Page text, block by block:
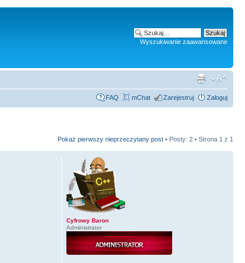
Wyszukiwanie zaawansowane
FAQ mChat Zarejestruj Zaloguj
Pokaż pierwszy nieprzeczytany post • Posty: 2 • Strona 1 z 1
Cyfrowy Baron
Administrator